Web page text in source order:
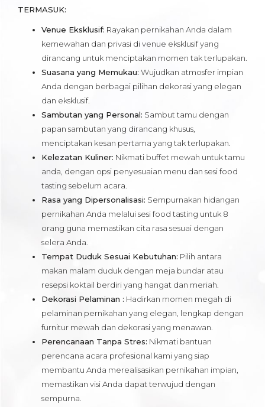
TERMASUK:
Venue Eksklusif: Rayakan pernikahan Anda dalam
kemewahan dan privasi di venue eksklusif yang
dirancang untuk menciptakan momen tak terlupakan.
Suasana yang Memukau: Wujudkan atmosfer impian
Anda dengan berbagai pilihan dekorasi yang elegan
dan eksklusif.
Sambutan yang Personal: Sambut tamu dengan
papan sambutan yang dirancang khusus,
menciptakan kesan pertama yang tak terlupakan.
Kelezatan Kuliner: Nikmati buffet mewah untuk tamu
anda, dengan opsi penyesuaian menu dan sesi food
tasting sebelum acara.
Rasa yang Dipersonalisasi: Sempurnakan hidangan
pernikahan Anda melalui sesi food tasting untuk 8
orang guna memastikan cita rasa sesuai dengan
selera Anda.
Tempat Duduk Sesuai Kebutuhan: Pilih antara
makan malam duduk dengan meja bundar atau
resepsi koktail berdiri yang hangat dan meriah.
Dekorasi Pelaminan : Hadirkan momen megah di
pelaminan pernikahan yang elegan, lengkap dengan
furnitur mewah dan dekorasi yang menawan.
Perencanaan Tanpa Stres: Nikmati bantuan
perencana acara profesional kami yang siap
membantu Anda merealisasikan pernikahan impian,
memastikan visi Anda dapat terwujud dengan
sempurna.